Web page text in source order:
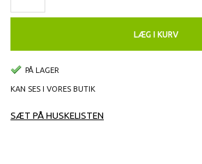
LÆG I KURV
PÅ LAGER
KAN SES I VORES BUTIK
SÆT PÅ HUSKELISTEN